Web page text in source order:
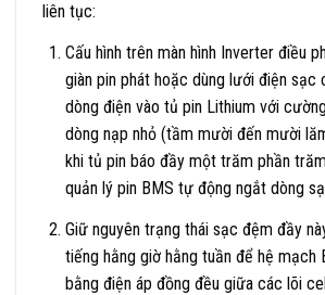
liên tục:
Cấu hình trên màn hình Inverter điều
giàn pin phát hoặc dùng lưới điện
dòng điện vào tủ pin Lithium với
dòng nạp nhỏ (tầm mười đến mười
khi tủ pin báo đầy một trăm phần
quản lý pin BMS tự động ngắt dòng
Giữ nguyên trạng thái sạc đệm đầy
tiếng hằng giờ hằng tuần để hệ mạch
bằng điện áp đồng đều giữa các lõi